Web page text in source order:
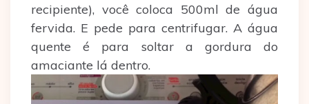
recipiente), você coloca 500ml de água
fervida. E pede para centrifugar. A água
quente é para soltar a gordura do
amaciante lá dentro.